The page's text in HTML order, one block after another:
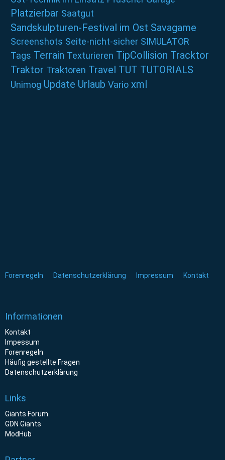
Platzierbar Saatgut
Sandskulpturen-Festival im Ost Savagame
Screenshots Seite-nicht-sicher SIMULATOR
Tags Terrain Texturieren TipCollision Tracktor
Traktor Traktoren Travel TUT TUTORIALS
Unimog Update Urlaub Vario xml
Forenregeln Datenschutzerklärung Impressum Kontakt
Informationen
Kontakt
Impessum
Forenregeln
Häufig gestellte Fragen
Datenschutzerklärung
Links
Giants Forum
GDN Giants
ModHub